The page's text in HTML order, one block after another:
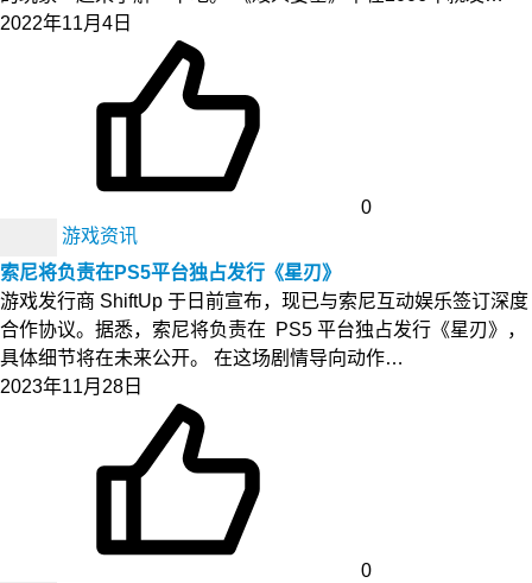
2022年11月4日
0
游戏资讯
索尼将负责在PS5平台独占发行《星刃》
游戏发行商 ShiftUp 于日前宣布，现已与索尼互动娱乐签订深度
合作协议。据悉，索尼将负责在 PS5 平台独占发行《星刃》，
具体细节将在未来公开。 在这场剧情导向动作…
2023年11月28日
0